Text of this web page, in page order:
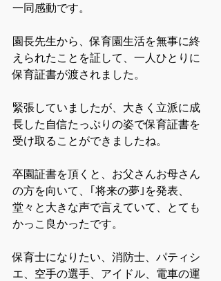
一同感動です。
園長先生から、保育園生活を無事に終
えられたことを証して、一人ひとりに
保育証書が渡されました。
緊張していましたが、大きく立派に成
長した自信たっぷりの姿で保育証書を
受け取ることができましたね。
卒園証書を頂くと、お父さんお母さん
の方を向いて、｢将来の夢｣を発表、
堂々と大きな声で言えていて、とても
かっこ良かったです。
保育士になりたい、消防士、パティシ
エ、空手の選手、アイドル、電車の運